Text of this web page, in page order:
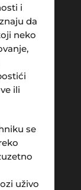
i
da
neko
ili
se
uživo